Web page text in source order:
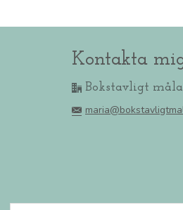
Kontakta
Bokstavligt